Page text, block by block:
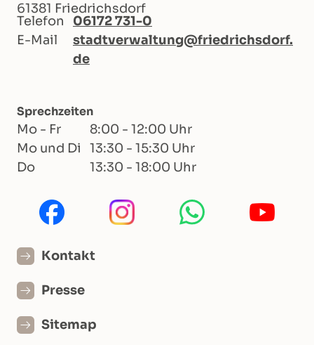
61381 Friedrichsdorf
Telefon
06172 731-0
E-Mail
stadtverwaltung@friedrichsdorf.
de
Sprechzeiten
Mo - Fr
8:00 - 12:00 Uhr
Mo und Di
13:30 - 15:30 Uhr
Do
13:30 - 18:00 Uhr
Kontakt
Presse
Sitemap